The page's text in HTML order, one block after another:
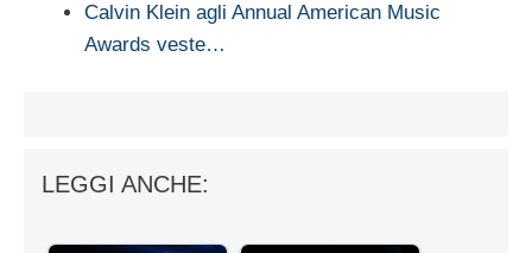
Calvin Klein agli Annual American Music
Awards veste…
LEGGI ANCHE: